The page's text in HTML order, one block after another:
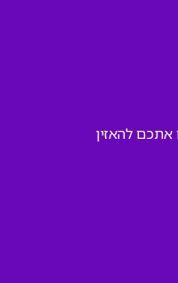
אתכם להאזין